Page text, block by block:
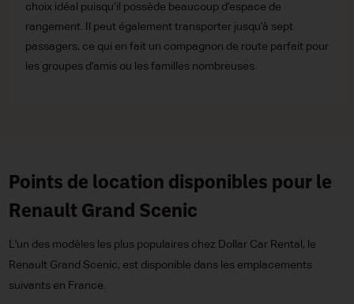
choix idéal puisqu’il possède beaucoup d’espace de
rangement. Il peut également transporter jusqu’à sept
passagers, ce qui en fait un compagnon de route parfait pour
les groupes d’amis ou les familles nombreuses.
Points de location disponibles pour le
Renault Grand Scenic
L'un des modèles les plus populaires chez Dollar Car Rental, le
Renault Grand Scenic, est disponible dans les emplacements
suivants en France.